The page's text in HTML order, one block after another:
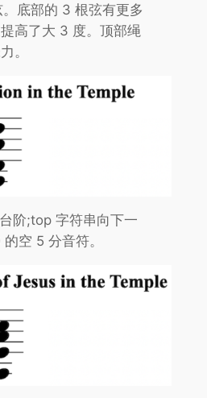
底部的 3 根弦有更多
高了大 3 度。顶部绳
。
阶;top 字符串向下一
空 5 分音符。